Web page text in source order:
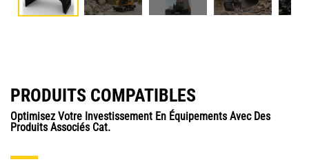
PRODUITS COMPATIBLES
Optimisez Votre Investissement En Équipements Avec Des
Produits Associés Cat.